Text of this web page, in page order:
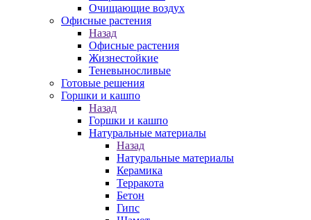
Очищающие воздух
Офисные растения
Назад
Офисные растения
Жизнестойкие
Теневыносливые
Готовые решения
Горшки и кашпо
Назад
Горшки и кашпо
Натуральные материалы
Назад
Натуральные материалы
Керамика
Терракота
Бетон
Гипс